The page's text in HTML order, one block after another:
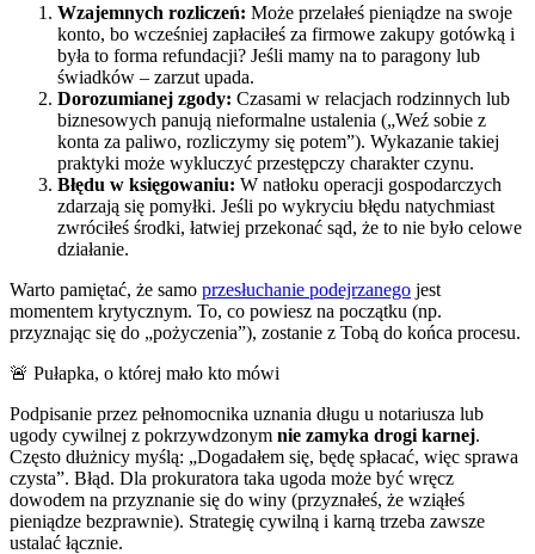
Wzajemnych rozliczeń: Może przelałeś pieniądze na swoje
konto, bo wcześniej zapłaciłeś za firmowe zakupy gotówką i
była to forma refundacji? Jeśli mamy na to paragony lub
świadków – zarzut upada.
Dorozumianej zgody: Czasami w relacjach rodzinnych lub
biznesowych panują nieformalne ustalenia („Weź sobie z
konta za paliwo, rozliczymy się potem”). Wykazanie takiej
praktyki może wykluczyć przestępczy charakter czynu.
Błędu w księgowaniu: W natłoku operacji gospodarczych
zdarzają się pomyłki. Jeśli po wykryciu błędu natychmiast
zwróciłeś środki, łatwiej przekonać sąd, że to nie było celowe
działanie.
Warto pamiętać, że samo przesłuchanie podejrzanego jest
momentem krytycznym. To, co powiesz na początku (np.
przyznając się do „pożyczenia”), zostanie z Tobą do końca procesu.
🚨 Pułapka, o której mało kto mówi
Podpisanie przez pełnomocnika uznania długu u notariusza lub
ugody cywilnej z pokrzywdzonym nie zamyka drogi karnej.
Często dłużnicy myślą: „Dogadałem się, będę spłacać, więc sprawa
czysta”. Błąd. Dla prokuratora taka ugoda może być wręcz
dowodem na przyznanie się do winy (przyznałeś, że wziąłeś
pieniądze bezprawnie). Strategię cywilną i karną trzeba zawsze
ustalać łącznie.